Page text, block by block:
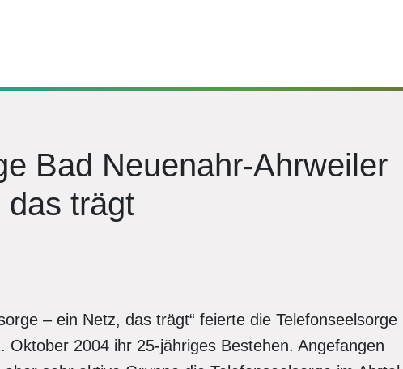
Bad Neuenahr-Ahrweiler
das trägt
– ein Netz, das trägt“ feierte die Telefonseelsorge
Oktober 2004 ihr 25-jähriges Bestehen. Angefangen